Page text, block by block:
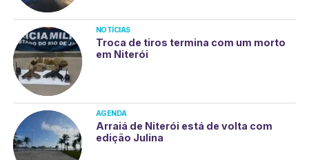
NOTÍCIAS
Troca de tiros termina com um morto
em Niterói
AGENDA
Arraiá de Niterói está de volta com
edição Julina